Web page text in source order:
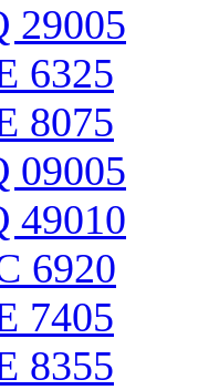
29005
6325
8075
09005
49010
6920
7405
8355